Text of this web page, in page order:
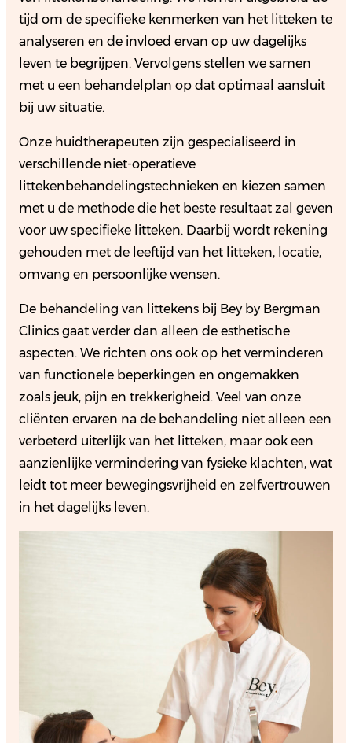
tijd om de specifieke kenmerken van het litteken te
analyseren en de invloed ervan op uw dagelijks
leven te begrijpen. Vervolgens stellen we samen
met u een behandelplan op dat optimaal aansluit
bij uw situatie.
Onze huidtherapeuten zijn gespecialiseerd in
verschillende niet-operatieve
littekenbehandelingstechnieken en kiezen samen
met u de methode die het beste resultaat zal geven
voor uw specifieke litteken. Daarbij wordt rekening
gehouden met de leeftijd van het litteken, locatie,
omvang en persoonlijke wensen.
De behandeling van littekens bij Bey by Bergman
Clinics gaat verder dan alleen de esthetische
aspecten. We richten ons ook op het verminderen
van functionele beperkingen en ongemakken
zoals jeuk, pijn en trekkerigheid. Veel van onze
cliënten ervaren na de behandeling niet alleen een
verbeterd uiterlijk van het litteken, maar ook een
aanzienlijke vermindering van fysieke klachten, wat
leidt tot meer bewegingsvrijheid en zelfvertrouwen
in het dagelijks leven.